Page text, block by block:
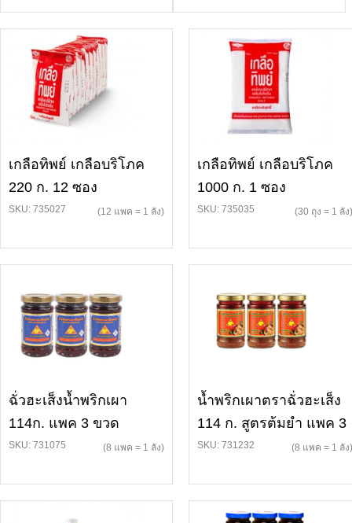
เกลือทิพย์ เกลือบริโภค
220 ก. 12 ซอง
SKU: 735027 (12 แพค = 1 ลัง)
เกลือทิพย์ เกลือบริโภค
1000 ก. 1 ซอง
SKU: 735035 (30 ถุง = 1 ลัง)
ฉั่วฮะเส็งน้ำพริกเผา
114ก. แพค 3 ขวด
SKU: 731075 (8 แพค = 1 ลัง)
น้ำพริกเผาตราฉั่วฮะเส็ง
114 ก. สูตรต้มยำ แพค 3
SKU: 731232 (8 แพค = 1 ลัง)